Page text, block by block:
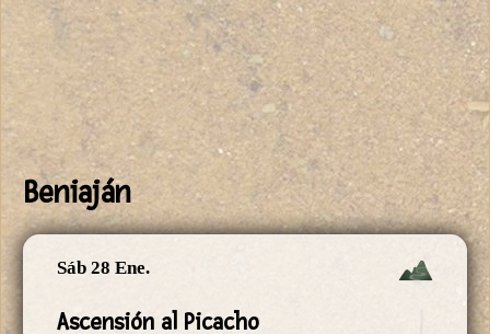
Beniaján
Sáb 28 Ene.
Ascensión al Picacho